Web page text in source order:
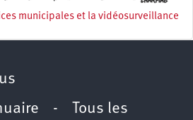
municipales et la vidéosurveillance
-
Tous les